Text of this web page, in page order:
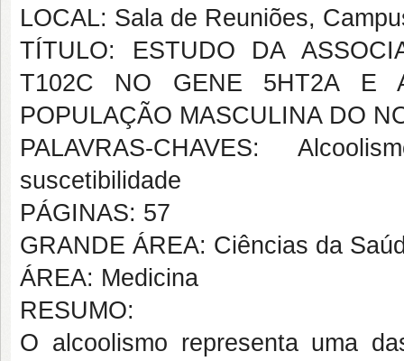
LOCAL: Sala de Reuniões,
TÍTULO: ESTUDO DA
T102C NO GENE 5HT2A E
POPULAÇÃO MASCULINA DO
PALAVRAS-CHAVES:
suscetibilidade
PÁGINAS: 57
GRANDE ÁREA: Ciências da
ÁREA: Medicina
RESUMO:
O alcoolismo representa uma